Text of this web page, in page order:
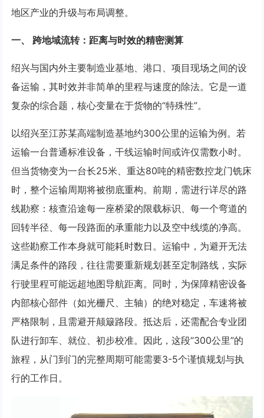
地区产业的升级与布局调整。
一、 跨地域流转：距离与时效的精密测算
绍兴与国内外主要制造业基地、港口、项目现场之间的设
备运输，其时效并非简单的里程与速度的除法。它是一道
复杂的综合题，核心变量在于货物的“特殊性”。
以绍兴至江苏某高端制造基地约300公里的运输为例。若
运输一台普通标准设备，干线运输时间或许仅需数小时。
但当货物变为一台长25米、重达80吨的精密数控龙门铣床
时，整个运输周期将被彻底重构。前期，需进行详尽的路
线勘察：核查沿途每一座桥梁的限载标识、每一个弯道的
回转半径、每一段路面的承重能力以及空中线缆的净高。
这些勘察工作本身就可能耗时数日。运输中，为避开无法
满足条件的路段，往往需要重新规划甚至定制路线，实际
行驶里程可能远超地图导航距离。同时，为保障精密设备
内部核心部件（如光栅尺、主轴）的绝对稳定，车速将被
严格限制，且需避开颠簸路段。抵达后，还需配合专业团
队进行卸车、就位、初步校准。因此，这段“300公里”的
旅程，从门到门的完整周期可能需要3-5个谨慎规划与执
行的工作日。